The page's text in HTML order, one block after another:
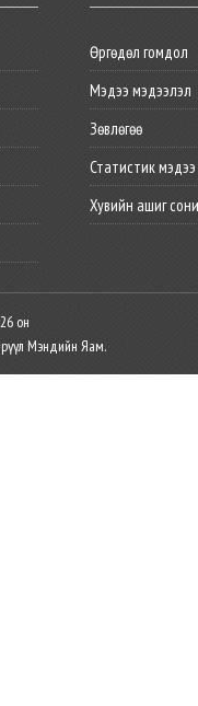
Өргөдөл гомдол
Мэдээ мэдээлэл
Зөвлөгөө
Статистик мэдээ
Хувийн ашиг
он
Мэндийн Яам.